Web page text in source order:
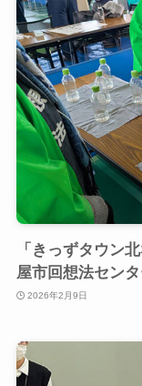
「きっずタウン
屋市回想法センタ
2026年2月9日